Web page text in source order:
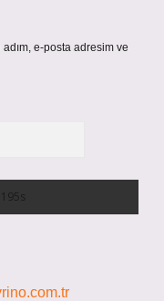
e-posta adresim ve